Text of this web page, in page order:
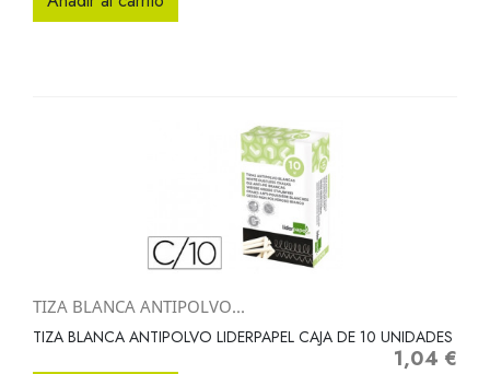
TIZA BLANCA ANTIPOLVO...
TIZA BLANCA ANTIPOLVO LIDERPAPEL CAJA DE 10 UNIDADES
Precio
1,04 €